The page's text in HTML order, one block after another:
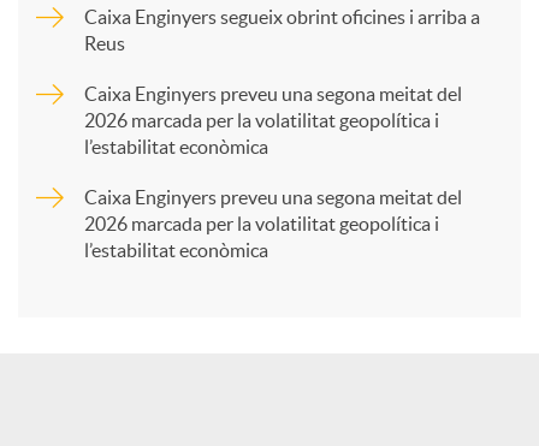
t
Caixa Enginyers segueix obrint oficines i arriba a
Reus
Caixa Enginyers preveu una segona meitat del
2026 marcada per la volatilitat geopolítica i
l’estabilitat econòmica
Caixa Enginyers preveu una segona meitat del
2026 marcada per la volatilitat geopolítica i
l’estabilitat econòmica